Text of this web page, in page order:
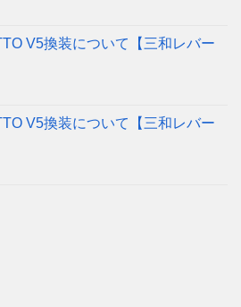
V5換装について【三和レバー
V5換装について【三和レバー